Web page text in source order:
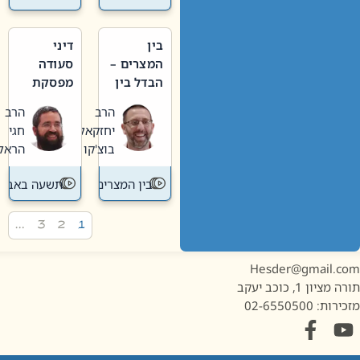
בין
המצרים –
הבדל בין
חדשה
לישנה
הרב
יחזקאל
בוצ'קו
בין המצרים
דיני
סעודה
מפסקת
תשעה
באב
הרב
חגי
הראל
תשעה באב
1, כוכב יעקב
02-6550500